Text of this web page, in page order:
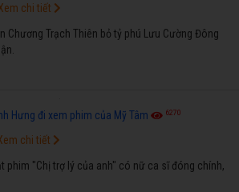
Chương Trạch Thiên bỏ tỷ phú Lưu Cường Đông
chi tiết
Hưng đi xem phim của Mỹ Tâm 6270
phim "Chị trợ lý của anh" có nữ ca sĩ đóng chính,
chi tiết